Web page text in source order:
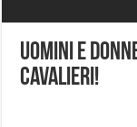
Uomini e
cavalieri!